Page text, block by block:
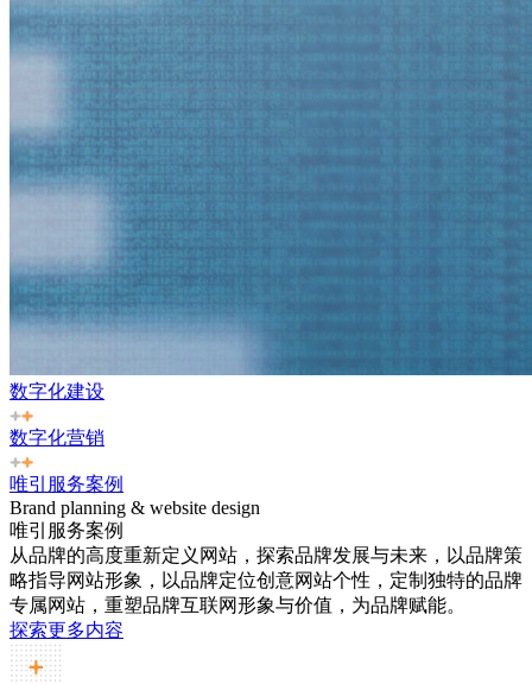
数字化建设
数字化营销
唯引服务案例
Brand planning & website design
唯引服务案例
从品牌的高度重新定义网站，探索品牌发展与未来，以品牌策
略指导网站形象，以品牌定位创意网站个性，定制独特的品牌
专属网站，重塑品牌互联网形象与价值，为品牌赋能。
探索更多内容